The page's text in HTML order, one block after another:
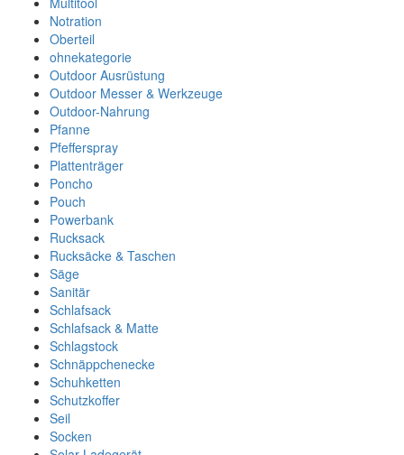
Notration
Oberteil
ohnekategorie
Outdoor Ausrüstung
Outdoor Messer & Werkzeuge
Outdoor-Nahrung
Pfanne
Pfefferspray
Plattenträger
Poncho
Pouch
Powerbank
Rucksack
Rucksäcke & Taschen
Säge
Sanitär
Schlafsack
Schlafsack & Matte
Schlagstock
Schnäppchenecke
Schuhketten
Schutzkoffer
Seil
Socken